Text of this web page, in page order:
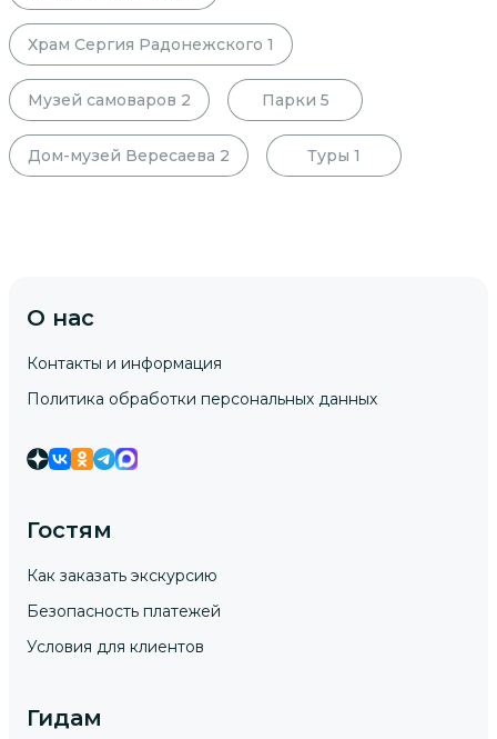
Храм Сергия Радонежского 1
Музей самоваров 2 Парки 5
Дом-музей Вересаева 2 Туры 1
О нас
Контакты и информация
Политика обработки персональных данных
Гостям
Как заказать экскурсию
Безопасность платежей
Условия для клиентов
Гидам